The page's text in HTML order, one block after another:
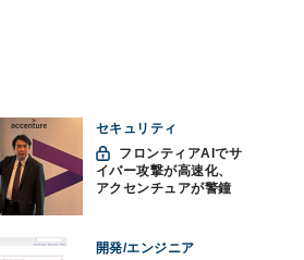
セキュリティ
イバー攻撃が高速化、
アクセンチュアが警鐘
開発/エンジニア